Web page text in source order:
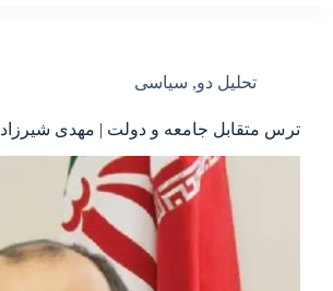
تحلیل دو, سیاسی
ترس متقابل جامعه و دولت | مهدی شیرزاد